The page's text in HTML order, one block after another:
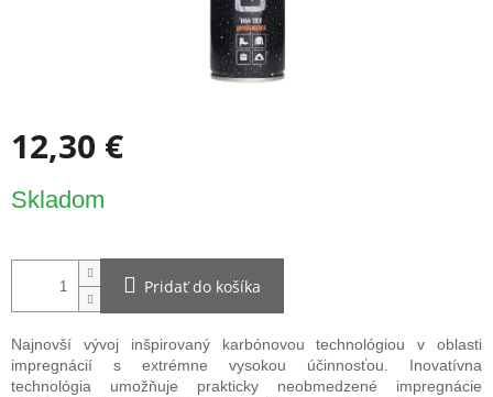
12,30 €
cena:
Skladom
Pridať do košíka
Najnovší vývoj inšpirovaný karbónovou technológiou v oblasti
impregnácií s extrémne vysokou účinnosťou. Inovatívna
technológia umožňuje prakticky neobmedzené impregnácie